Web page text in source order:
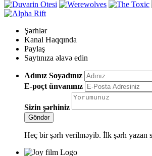
Şərhlər
Kanal Haqqında
Paylaş
Saytınıza əlavə edin
Adınız Soyadınız
E-poçt ünvanınız
Sizin şərhiniz
Heç bir şərh verilməyib. İlk şərh yazan